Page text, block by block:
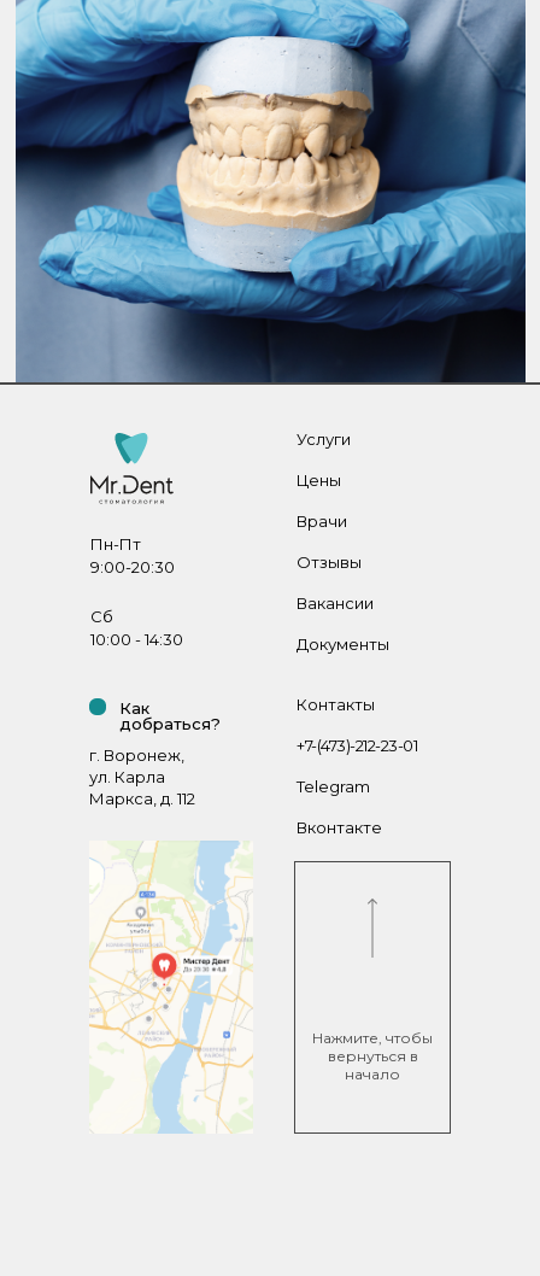
Контакты
+7-(473)-212-23-01
Telegram
Вконтакте
Услуги
Цены
Врачи
Отзывы
Нажмите, чтобы
вернуться в
начало
Пн-Пт
9:00-20:30
Сб
10:00 - 14:30
Документы
Вакансии
Как
добраться?
г. Воронеж,
ул. Карла
Маркса, д. 112